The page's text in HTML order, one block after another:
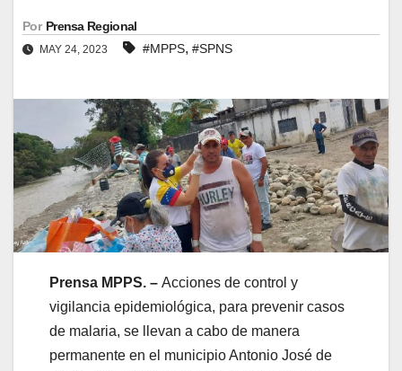
Por Prensa Regional
MAY 24, 2023 #MPPS, #SPNS
Prensa MPPS. – Acciones de control y
vigilancia epidemiológica, para prevenir casos
de malaria, se llevan a cabo de manera
permanente en el municipio Antonio José de